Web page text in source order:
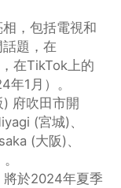
，包括電視和
題，在
在TikTok上的
1月）。
府吹田市開
(宮城)、
(大阪)、
將於2024年夏季